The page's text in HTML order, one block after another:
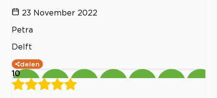
23 November 2022
Petra
Delft
delen
10